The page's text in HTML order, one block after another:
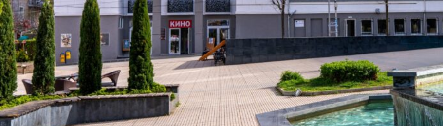
Профил Ревюта 0 Събития
Заведи ме Обади се Мнение
Описание
Народно читалище „Братя Миладинови – 1914“ в град Петрич е
утвърден духовен и културен център за местната общност.
Отворено